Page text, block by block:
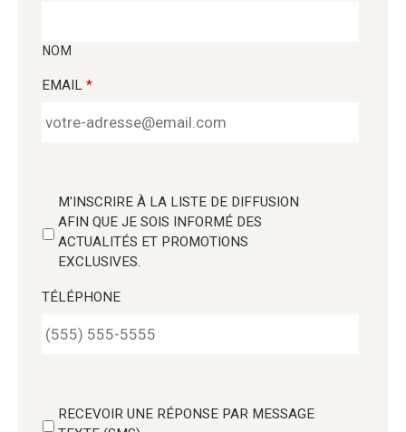
NOM
EMAIL *
M'INSCRIRE À LA LISTE DE DIFFUSION
AFIN QUE JE SOIS INFORMÉ DES
ACTUALITÉS ET PROMOTIONS
EXCLUSIVES.
TÉLÉPHONE
RECEVOIR UNE RÉPONSE PAR MESSAGE